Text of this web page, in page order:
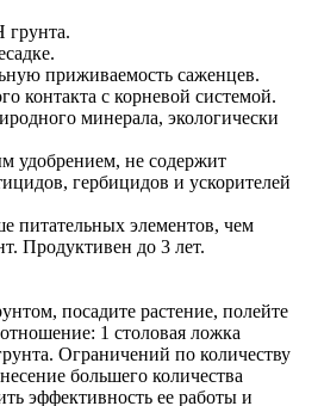
грунта.
приживаемость саженцев.
контакта с корневой системой.
минерала, экологически
удобрением, не содержит
гербицидов и ускорителей
питательных элементов, чем
Продуктивен до 3 лет.
посадите растение, полейте
1 столовая ложка
Ограничений по количеству
большего количества
эффективность ее работы и